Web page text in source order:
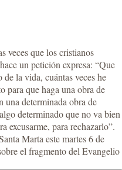
veces que los cristianos
un petición expresa: “Que
la vida, cuántas veces he
para que haga una obra de
una determinada obra de
determinado que no va bien
excusarme, para rechazarlo”.
Marta este martes 6 de
el fragmento del Evangelio